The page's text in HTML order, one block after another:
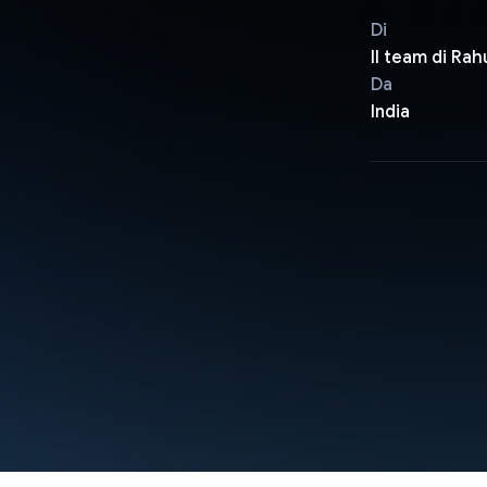
Di
Il team di
Da
India